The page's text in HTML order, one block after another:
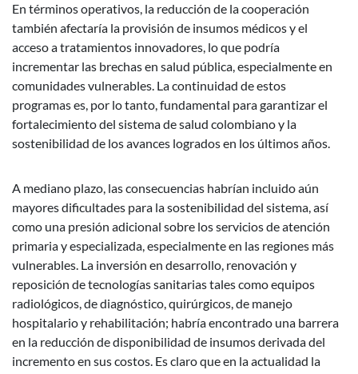
En términos operativos, la reducción de la cooperación
también afectaría la provisión de insumos médicos y el
acceso a tratamientos innovadores, lo que podría
incrementar las brechas en salud pública, especialmente en
comunidades vulnerables. La continuidad de estos
programas es, por lo tanto, fundamental para garantizar el
fortalecimiento del sistema de salud colombiano y la
sostenibilidad de los avances logrados en los últimos años.
A mediano plazo, las consecuencias habrían incluido aún
mayores dificultades para la sostenibilidad del sistema, así
como una presión adicional sobre los servicios de atención
primaria y especializada, especialmente en las regiones más
vulnerables. La inversión en desarrollo, renovación y
reposición de tecnologías sanitarias tales como equipos
radiológicos, de diagnóstico, quirúrgicos, de manejo
hospitalario y rehabilitación; habría encontrado una barrera
en la reducción de disponibilidad de insumos derivada del
incremento en sus costos. Es claro que en la actualidad la